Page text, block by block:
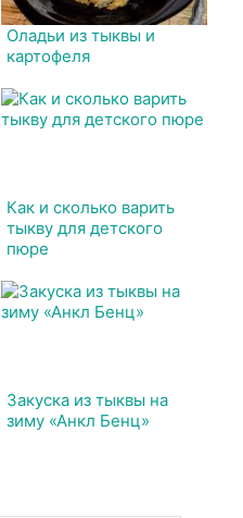
Оладьи из тыквы и
картофеля
Как и сколько варить
тыкву для детского
пюре
Закуска из тыквы на
зиму «Анкл Бенц»